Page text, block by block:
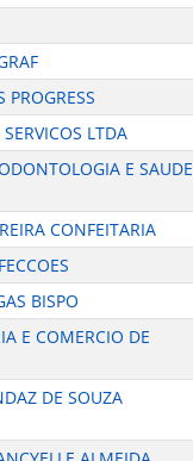
PROGRESS
LTDA
E SAUDE
CONFEITARIA
BISPO
E COMERCIO DE
DE SOUZA